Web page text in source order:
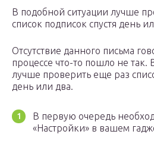
В подобной ситуации лучше
список подписок спустя день
Отсутствие данного письма
процессе что-то пошло не так.
лучше проверить еще раз
день или два.
В первую очередь
«Настройки» в вашем